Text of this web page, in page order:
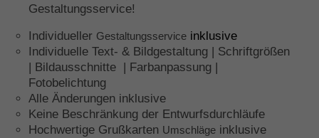
Gestaltungsservice!
Individueller Gestaltungsservice inklusive
Individuelle Text- & Bildgestaltung | Schriftgrößen
| Bildausschnitte | Farbanpassung |
Fotobelichtung
Alle Änderungen inklusive
Keine Beschränkung der Entwurfsdurchläufe
Hochwertige Grußkarten Umschläge inklusive